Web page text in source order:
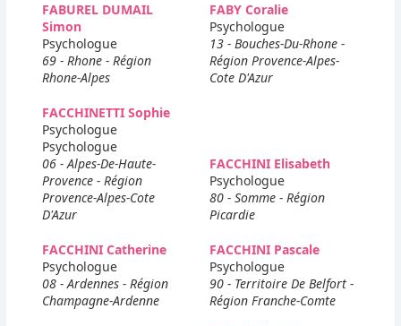
FABUREL DUMAIL
Simon
Psychologue
69 - Rhone - Région
Rhone-Alpes
FABY Coralie
Psychologue
13 - Bouches-Du-Rhone -
Région Provence-Alpes-
Cote D'Azur
FACCHINETTI Sophie
Psychologue
Psychologue
06 - Alpes-De-Haute-
Provence - Région
Provence-Alpes-Cote
D'Azur
FACCHINI Elisabeth
Psychologue
80 - Somme - Région
Picardie
FACCHINI Catherine
Psychologue
08 - Ardennes - Région
Champagne-Ardenne
FACCHINI Pascale
Psychologue
90 - Territoire De Belfort -
Région Franche-Comte